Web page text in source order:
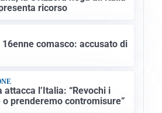
ricorso
comasco: accusato di
attacca l’Italia: “Revochi i
prenderemo contromisure”